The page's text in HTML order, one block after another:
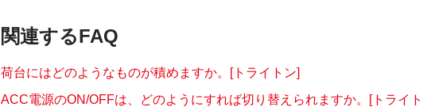
関連するFAQ
荷台にはどのようなものが積めますか。[トライトン]
ACC電源のON/OFFは、どのようにすれば切り替えられますか。[トライ